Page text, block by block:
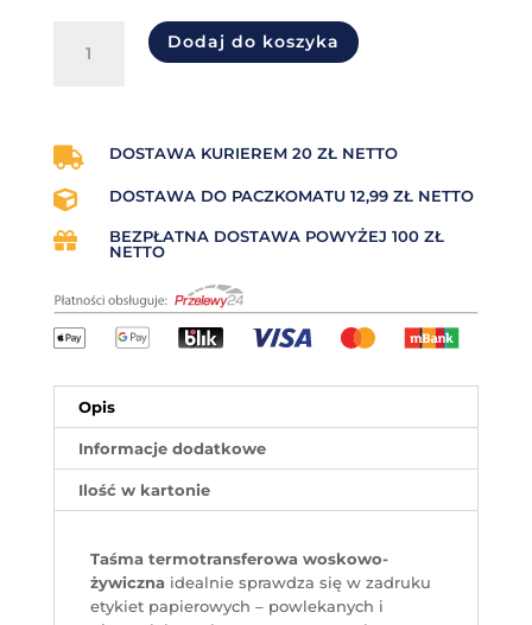
Taśma
(wax-
resin)
95mm
300mb
Premium
Dodaj do koszyka
 DOSTAWA KURIEREM 20 ZŁ NETTO
 DOSTAWA DO PACZKOMATU 12,99 ZŁ NETTO

BEZPŁATNA DOSTAWA POWYŻEJ 100 ZŁ
NETTO
Opis
Informacje dodatkowe
Ilość w kartonie
Taśma termotransferowa woskowo-
żywiczna idealnie sprawdza się w zadruku
etykiet papierowych – powlekanych i